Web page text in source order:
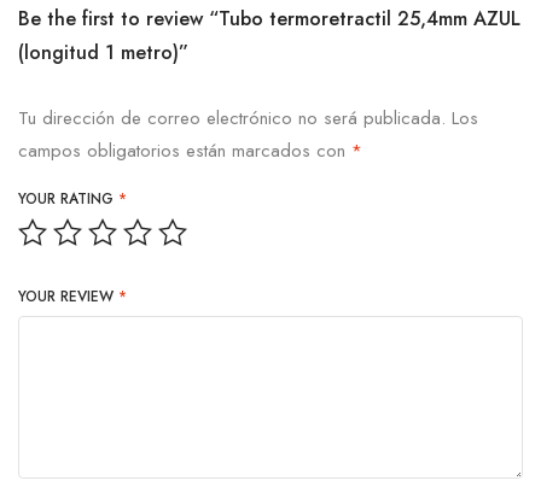
Be the first to review “Tubo termoretractil 25,4mm AZUL
(longitud 1 metro)”
Tu dirección de correo electrónico no será publicada. Los
campos obligatorios están marcados con *
YOUR RATING *
YOUR REVIEW *